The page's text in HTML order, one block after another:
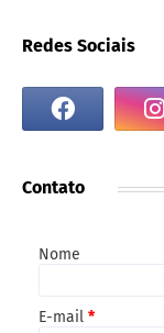
Redes Sociais
Contato
Nome
E-mail *